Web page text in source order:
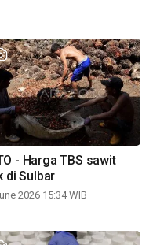
- Harga TBS sawit
di Sulbar
2026 15:34 WIB